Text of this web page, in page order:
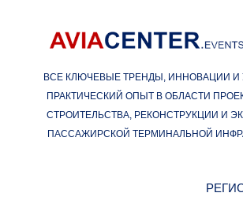
ВСЕ КЛЮЧЕВЫЕ ТРЕНДЫ, ИННОВАЦИИ И
ПРАКТИЧЕСКИЙ ОПЫТ В ОБЛАСТИ
СТРОИТЕЛЬСТВА, РЕКОНСТРУКЦИИ И
ПАССАЖИРСКОЙ ТЕРМИНАЛЬНОЙ